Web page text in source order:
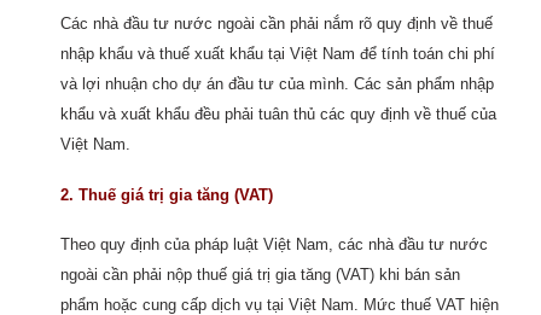
Các nhà đầu tư nước ngoài cần phải nắm rõ quy định về thuế
nhập khẩu và thuế xuất khẩu tại Việt Nam để tính toán chi phí
và lợi nhuận cho dự án đầu tư của mình. Các sản phẩm nhập
khẩu và xuất khẩu đều phải tuân thủ các quy định về thuế của
Việt Nam.
2. Thuế giá trị gia tăng (VAT)
Theo quy định của pháp luật Việt Nam, các nhà đầu tư nước
ngoài cần phải nộp thuế giá trị gia tăng (VAT) khi bán sản
phẩm hoặc cung cấp dịch vụ tại Việt Nam. Mức thuế VAT hiện